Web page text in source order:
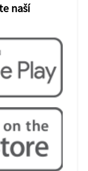
naší